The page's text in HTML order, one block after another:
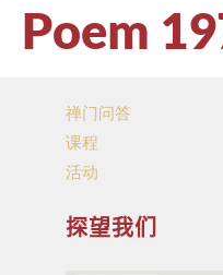
Poem
禅门问答
课程
活动
探望我们